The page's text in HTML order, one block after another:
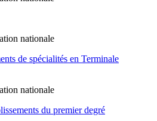
nationale
de spécialités en Terminale
nationale
du premier degré